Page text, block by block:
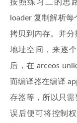
按照练习二的思
loader 复制解析
拷贝到内存。并分
地址空间，来逐
后，在 arceos
而编译器在编译
存器等，所以只
误后便可将控制